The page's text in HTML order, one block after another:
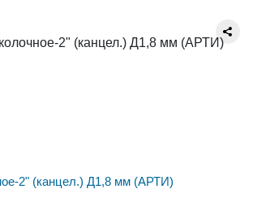
2" (канцел.) Д1,8 мм (АРТИ)